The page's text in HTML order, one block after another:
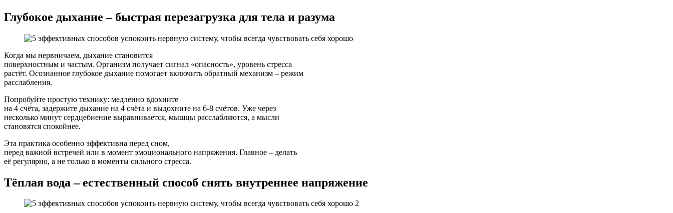
Глубокое дыхание – быстрая перезагрузка для тела и разума
Когда мы нервничаем, дыхание становится
поверхностным и частым. Организм получает сигнал «опасность», уровень стресса
растёт. Осознанное глубокое дыхание помогает включить обратный механизм – режим
расслабления.
Попробуйте простую технику: медленно вдохните
на 4 счёта, задержите дыхание на 4 счёта и выдохните на 6-8 счётов. Уже через
несколько минут сердцебиение выравнивается, мышцы расслабляются, а мысли
становятся спокойнее.
Эта практика особенно эффективна перед сном,
перед важной встречей или в момент эмоционального напряжения. Главное – делать
её регулярно, а не только в моменты сильного стресса.
Тёплая вода – естественный способ снять внутреннее напряжение